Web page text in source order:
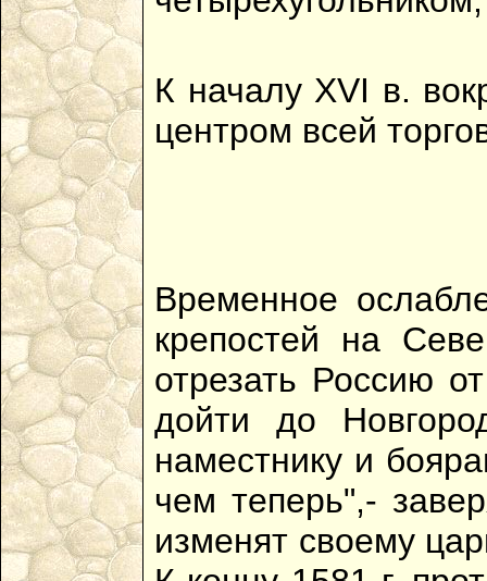
К началу XVI в.
центром всей
Временное
крепостей на
отрезать Россию
дойти до
наместнику и
чем теперь",-
изменят своему